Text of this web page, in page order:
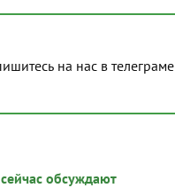
Подпишитесь на нас в телеграме
сейчас обсуждают